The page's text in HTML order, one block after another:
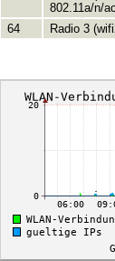
802.11a/n/
64 Radio 3